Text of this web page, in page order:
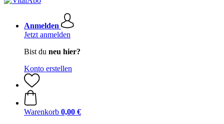
Anmelden
Jetzt anmelden
Bist du neu hier?
Konto erstellen
Warenkorb 0,00 €